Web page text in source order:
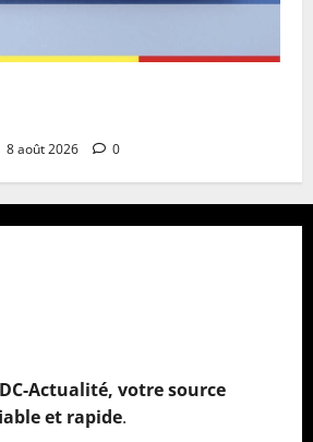
8 août 2026 0
Actualité, votre source
et rapide.